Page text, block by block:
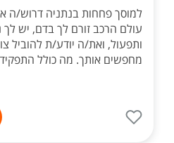
למוסך פחחות בנתניה דרוש/ה
עולם הרכב זורם לך בדם, יש לך
ותפעול, ואת/ה יודע/ת להוביל
מחפשים אותך. מה כולל